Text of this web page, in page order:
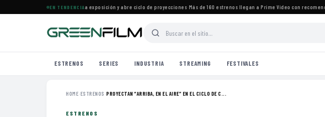
EN TENDENCIA
Francés en Maracaibo cierra exposición y abre ciclo de proyecciones·Más de 160 estrenos llegan a Prime Video con
ESTRENOS SERIES INDUSTRIA STREAMING FESTIVALES
HOME›ESTRENOS ›PROYECTAN “ARRIBA, EN EL AIRE” EN EL CICLO DE C...
ESTRENOS